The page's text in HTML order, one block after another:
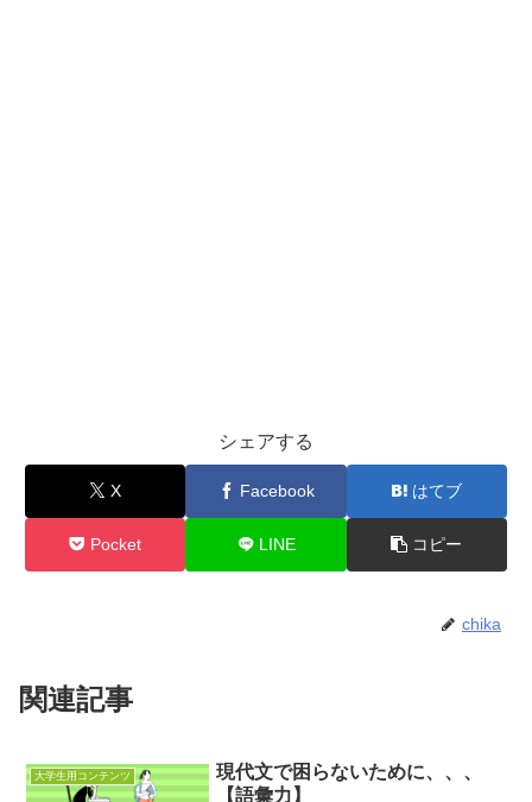
シェアする
X Facebook はてブ
Pocket LINE コピー
chika
関連記事
大学生用コンテンツ
現代文で困らないために、、、
【語彙力】